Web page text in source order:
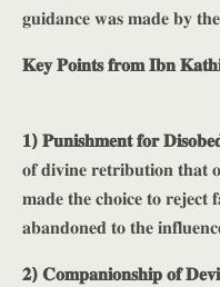
𝐠𝐮𝐢𝐝𝐚𝐧𝐜𝐞 𝐰𝐚𝐬 𝐦𝐚𝐝𝐞 𝐛𝐲 𝐭𝐡𝐞
𝐊𝐞𝐲 𝐏𝐨𝐢𝐧𝐭𝐬 𝐟𝐫𝐨𝐦 𝐈𝐛𝐧
𝟏) 𝐏𝐮𝐧𝐢𝐬𝐡𝐦𝐞𝐧𝐭 𝐟𝐨𝐫
𝐨𝐟 𝐝𝐢𝐯𝐢𝐧𝐞 𝐫𝐞𝐭𝐫𝐢𝐛𝐮𝐭𝐢𝐨𝐧 𝐭𝐡𝐚𝐭
𝐦𝐚𝐝𝐞 𝐭𝐡𝐞 𝐜𝐡𝐨𝐢𝐜𝐞 𝐭𝐨 𝐫𝐞𝐣𝐞𝐜𝐭
𝐚𝐛𝐚𝐧𝐝𝐨𝐧𝐞𝐝 𝐭𝐨 𝐭𝐡𝐞
𝟐) 𝐂𝐨𝐦𝐩𝐚𝐧𝐢𝐨𝐧𝐬𝐡𝐢𝐩 𝐨𝐟